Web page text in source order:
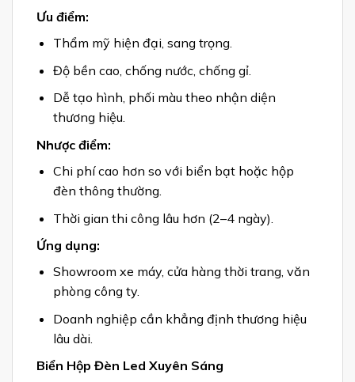
Ưu điểm:
Thẩm mỹ hiện đại, sang trọng.
Độ bền cao, chống nước, chống gỉ.
Dễ tạo hình, phối màu theo nhận diện
thương hiệu.
Nhược điểm:
Chi phí cao hơn so với biển bạt hoặc hộp
đèn thông thường.
Thời gian thi công lâu hơn (2–4 ngày).
Ứng dụng:
Showroom xe máy, cửa hàng thời trang, văn
phòng công ty.
Doanh nghiệp cần khẳng định thương hiệu
lâu dài.
Biển Hộp Đèn Led Xuyên Sáng